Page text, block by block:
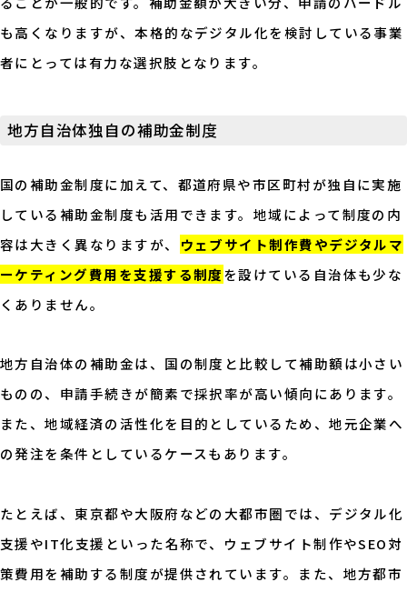
も高くなりますが、本格的なデジタル化を検討している事業
者にとっては有力な選択肢となります。
地方自治体独自の補助金制度
国の補助金制度に加えて、都道府県や市区町村が独自に実施
している補助金制度も活用できます。地域によって制度の内
容は大きく異なりますが、
ウェブサイト制作費やデジタルマ
ーケティング費用を支援する制度を設けている自治体も少な
くありません。
地方自治体の補助金は、国の制度と比較して補助額は小さい
ものの、申請手続きが簡素で採択率が高い傾向にあります。
また、地域経済の活性化を目的としているため、地元企業へ
の発注を条件としているケースもあります。
たとえば、東京都や大阪府などの大都市圏では、デジタル化
支援やIT化支援といった名称で、ウェブサイト制作やSEO対
策費用を補助する制度が提供されています。また、地方都市